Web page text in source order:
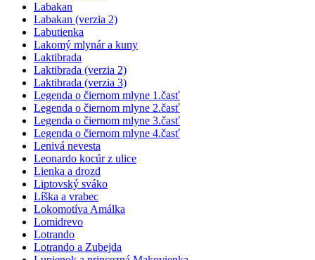
Labakan
Labakan (verzia 2)
Labutienka
Lakomý mlynár a kuny
Laktibrada
Laktibrada (verzia 2)
Laktibrada (verzia 3)
Legenda o čiernom mlyne 1.časť
Legenda o čiernom mlyne 2.časť
Legenda o čiernom mlyne 3.časť
Legenda o čiernom mlyne 4.časť
Lenivá nevesta
Leonardo kocúr z ulice
Lienka a drozd
Liptovský sváko
Líška a vrabec
Lokomotíva Amálka
Lomidrevo
Lotrando
Lotrando a Zubejda